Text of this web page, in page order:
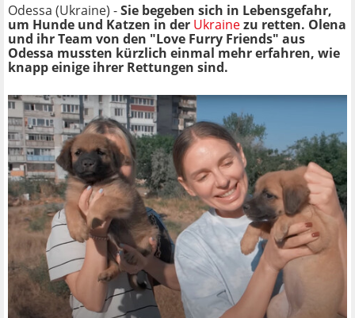
Odessa (Ukraine) -Sie begeben sich in Lebensgefahr,
um Hunde und Katzen in der Ukrainezu retten. Olena
und ihr Team von den "Love Furry Friends" aus
Odessa mussten kürzlich einmal mehr erfahren, wie
knapp einige ihrer Rettungen sind.